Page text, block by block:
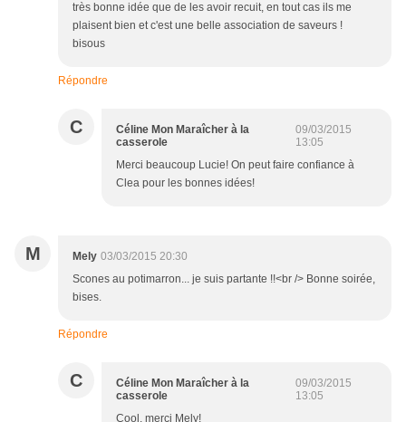
très bonne idée que de les avoir recuit, en tout cas ils me
plaisent bien et c'est une belle association de saveurs !
bisous
Répondre
C
Céline Mon Maraîcher à la
casserole
09/03/2015
13:05
Merci beaucoup Lucie! On peut faire confiance à
Clea pour les bonnes idées!
M Mely 03/03/2015 20:30
Scones au potimarron... je suis partante !!<br /> Bonne soirée,
bises.
Répondre
C
Céline Mon Maraîcher à la
casserole
09/03/2015
13:05
Cool, merci Mely!